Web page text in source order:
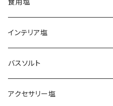
食用塩
ヒマラヤ岩塩
ピンク
イエロー
ブレンド塩
アンデス岩塩
インテリア塩
岩塩ランプ
岩塩キャンドルホルダー
バスソルト
アクセサリー塩